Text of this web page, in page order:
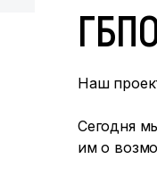
Наш
Сегодня
им о